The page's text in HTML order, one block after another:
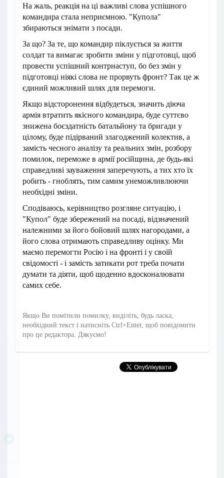
На жаль, реакція на ці важливі слова успішного
командира стала неприємною. "Купола"
збираються знімати з посади.
За що? За те, що командир піклується за життя
солдат та вимагає зробити зміни у підготовці, щоб
провести успішний контрнаступ, бо без змін у
підготовці ніякі слова не прорвуть фронт? Так це ж
єдиний можливий шлях для перемоги.
Якщо відсторонення відбудеться, значить діюча
армія втратить якісного командира, буде суттєво
знижена боєздатність батальйону та бригади у
цілому, буде підірваний злагоджений колектив, а
замість чесного аналізу та реальних змін, розбору
помилок, переможе в армії російщина, де будь-які
справедливі зауваження заперечують, а тих хто їх
робить - гноблять, тим самим унеможливлюючи
необхідні зміни.
Сподіваюсь, керівництво розгляне ситуацію, і
"Купол" буде збережений на посаді, відзначений
належними за його бойовий шлях нагородами, а
його слова отримають справедливу оцінку. Ми
маємо перемогти Росію і на фронті і у своїй
свідомості - і замість затикати рот треба почати
думати та діяти, щоб щоденно вдосконалювати
самих себе.
Якщо Ви помітили помилку, виділіть, будь ласка,
необхідний текст і натисніть Ctrl+Enter, щоб повідомити
про це редактора. Дякуємо!